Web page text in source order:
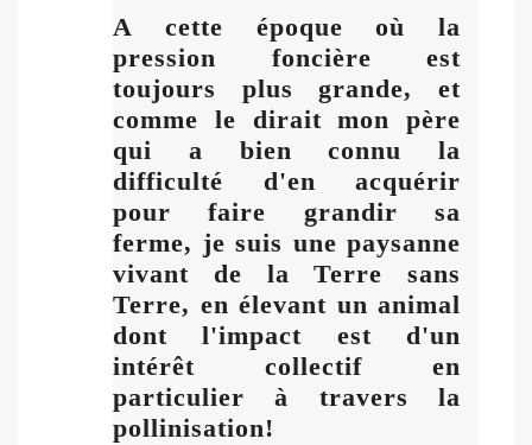
A cette époque où la
pression foncière est
toujours plus grande, et
comme le dirait mon père
qui a bien connu la
difficulté d'en acquérir
pour faire grandir sa
ferme, je suis une paysanne
vivant de la Terre sans
Terre, en élevant un animal
dont l'impact est d'un
intérêt collectif en
particulier à travers la
pollinisation!